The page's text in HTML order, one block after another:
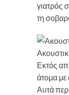
γιατρός
τη
Εκτός
άτομα
Αυτά